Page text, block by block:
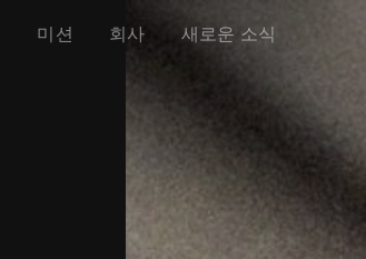
미션 회사 새로운 소식